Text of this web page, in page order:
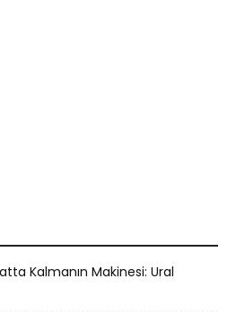
Kalmanın Makinesi: Ural